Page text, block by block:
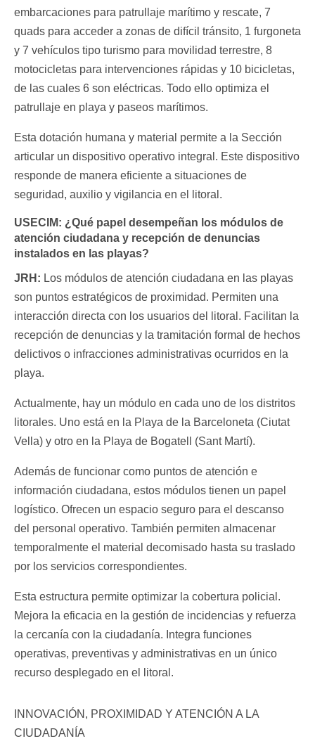
embarcaciones para patrullaje marítimo y rescate, 7
quads para acceder a zonas de difícil tránsito, 1 furgoneta
y 7 vehículos tipo turismo para movilidad terrestre, 8
motocicletas para intervenciones rápidas y 10 bicicletas,
de las cuales 6 son eléctricas. Todo ello optimiza el
patrullaje en playa y paseos marítimos.
Esta dotación humana y material permite a la Sección
articular un dispositivo operativo integral. Este dispositivo
responde de manera eficiente a situaciones de
seguridad, auxilio y vigilancia en el litoral.
USECIM: ¿Qué papel desempeñan los módulos de
atención ciudadana y recepción de denuncias
instalados en las playas?
JRH: Los módulos de atención ciudadana en las playas
son puntos estratégicos de proximidad. Permiten una
interacción directa con los usuarios del litoral. Facilitan la
recepción de denuncias y la tramitación formal de hechos
delictivos o infracciones administrativas ocurridos en la
playa.
Actualmente, hay un módulo en cada uno de los distritos
litorales. Uno está en la Playa de la Barceloneta (Ciutat
Vella) y otro en la Playa de Bogatell (Sant Martí).
Además de funcionar como puntos de atención e
información ciudadana, estos módulos tienen un papel
logístico. Ofrecen un espacio seguro para el descanso
del personal operativo. También permiten almacenar
temporalmente el material decomisado hasta su traslado
por los servicios correspondientes.
Esta estructura permite optimizar la cobertura policial.
Mejora la eficacia en la gestión de incidencias y refuerza
la cercanía con la ciudadanía. Integra funciones
operativas, preventivas y administrativas en un único
recurso desplegado en el litoral.
INNOVACIÓN, PROXIMIDAD Y ATENCIÓN A LA
CIUDADANÍA